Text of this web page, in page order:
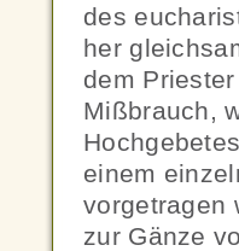
des
her
dem
Mißbrauch,
einem
vorgetragen
zur Gänze